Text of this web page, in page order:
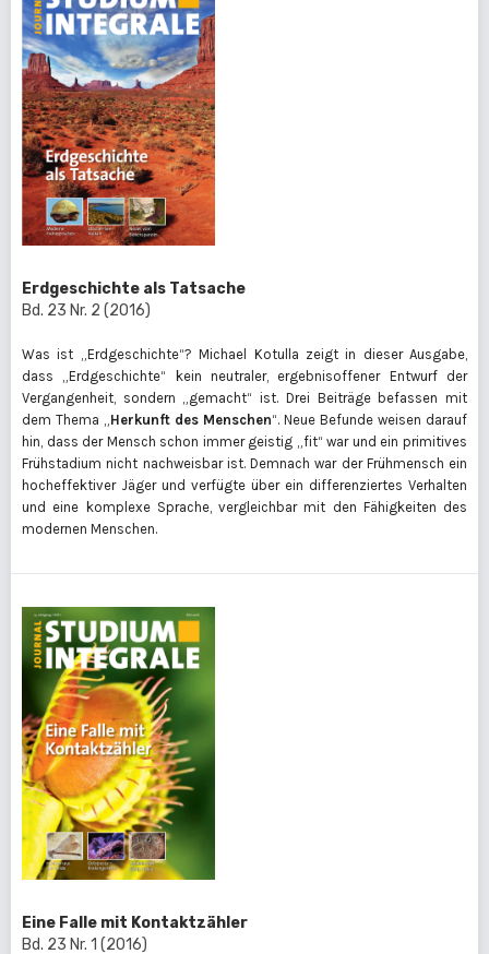
Erdgeschichte als Tatsache
Bd. 23 Nr. 2 (2016)
Was ist „Erdgeschichte“? Michael Kotulla zeigt in dieser Ausgabe,
dass „Erdgeschichte“ kein neutraler, ergebnisoffener Entwurf der
Vergangenheit, sondern „gemacht“ ist. Drei Beiträge befassen mit
dem Thema „Herkunft des Menschen“. Neue Befunde weisen darauf
hin, dass der Mensch schon immer geistig „fit“ war und ein primitives
Frühstadium nicht nachweisbar ist. Demnach war der Frühmensch ein
hocheffektiver Jäger und verfügte über ein differenziertes Verhalten
und eine komplexe Sprache, vergleichbar mit den Fähigkeiten des
modernen Menschen.
Eine Falle mit Kontaktzähler
Bd. 23 Nr. 1 (2016)